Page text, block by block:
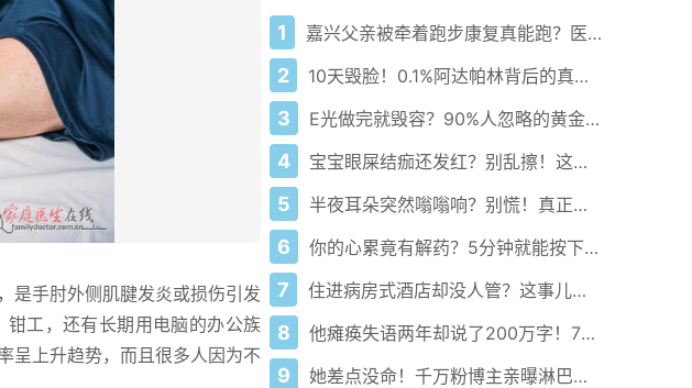
是手肘外侧肌腱发炎或损伤引发
钳工，还有长期用电脑的办公族
呈上升趋势，而且很多人因为不
1 嘉兴父亲被牵着跑步康复真能跑？医生悄悄说这5步错一步就白练
2 10天毁脸！0.1%阿达帕林背后的真相你敢看吗？
3 E光做完就毁容？90%人忽略的黄金7天护理真相！
4 宝宝眼屎结痂还发红？别乱擦！这病正在偷偷堵住泪道
5 半夜耳朵突然嗡嗡响？别慌！真正原因可能和你想的完全不一样
6 你的心累竟有解药？5分钟就能按下暂停键！
7 住进病房式酒店却没人管？这事儿到底谁来负责！
8 他瘫痪失语两年却说了200万字！7岁女儿听爸爸讲笑话笑出声
9 她差点没命！千万粉博主亲曝淋巴结肿大竟是癌症前兆